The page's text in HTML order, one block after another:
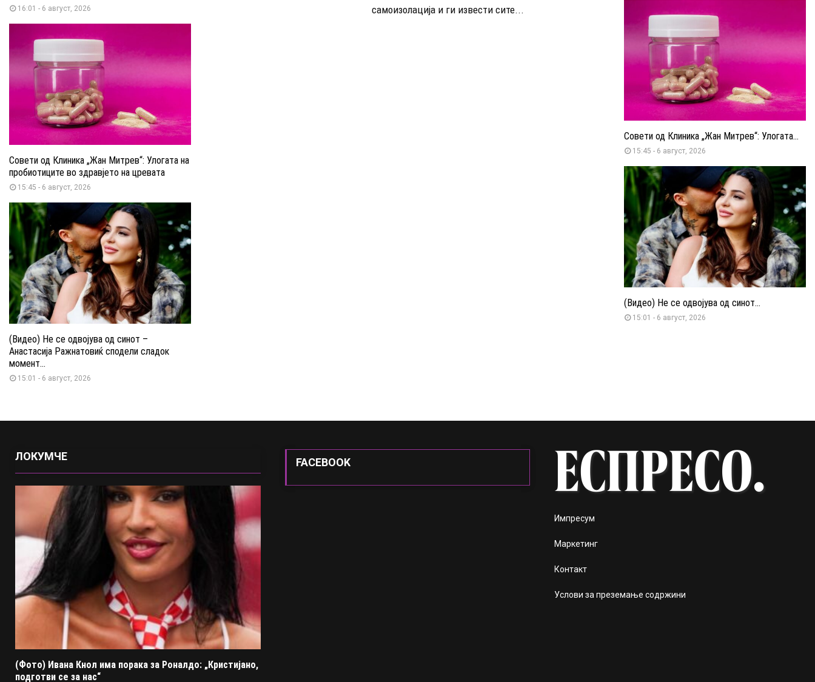
самоизолација и ги извести сите...
16:01 - 6 август, 2026
Совети од Клиника „Жан Митрев“: Улогата на
пробиотиците во здравјето на цревата
15:45 - 6 август, 2026
(Видео) Не се одвојува од синот –
Анастасија Ражнатовиќ сподели сладок
момент...
15:01 - 6 август, 2026
Совети од Клиника „Жан Митрев“: Улогата...
15:45 - 6 август, 2026
(Видео) Не се одвојува од синот...
15:01 - 6 август, 2026
ЛОКУМЧЕ
(Фото) Ивана Кнол има порака за Роналдо: „Кристијано,
подготви се за нас“
FACEBOOK
Импресум
Маркетинг
Контакт
Услови за преземање содржини